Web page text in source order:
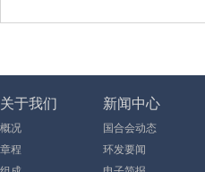
关于我们
概况
章程
新闻中心
国合会动态
环发要闻